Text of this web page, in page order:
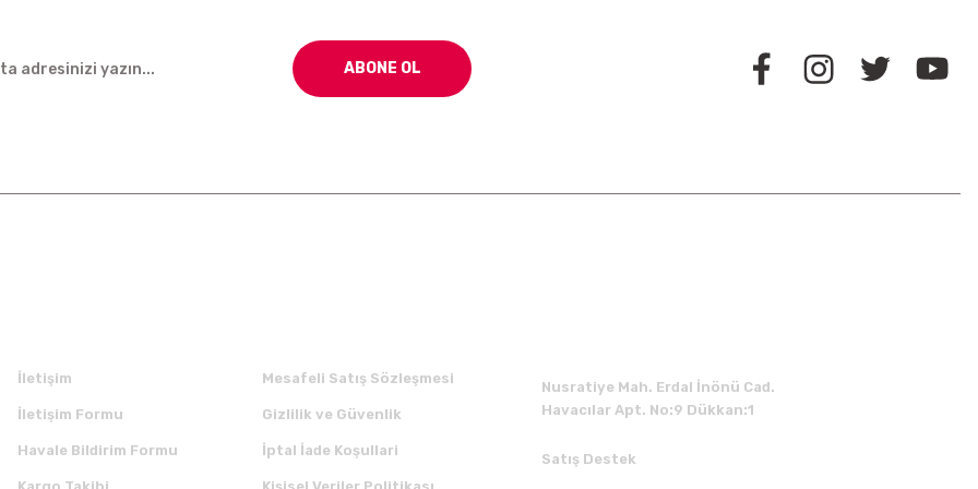
ABONE OL
İletişim
İletişim Formu
Havale Bildirim Formu
Mesafeli Satış Sözleşmesi
Gizlilik ve Güvenlik
İptal İade Koşullari
Nusratiye Mah. Erdal İnönü Cad.
Havacılar Apt. No:9 Dükkan:1
Satış Destek